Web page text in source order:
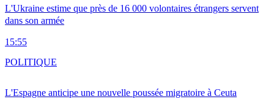
L'Ukraine estime que près de 16 000 volontaires étrangers servent
dans son armée
15:55
L'Espagne anticipe une nouvelle poussée migratoire à Ceuta
POLITIQUE